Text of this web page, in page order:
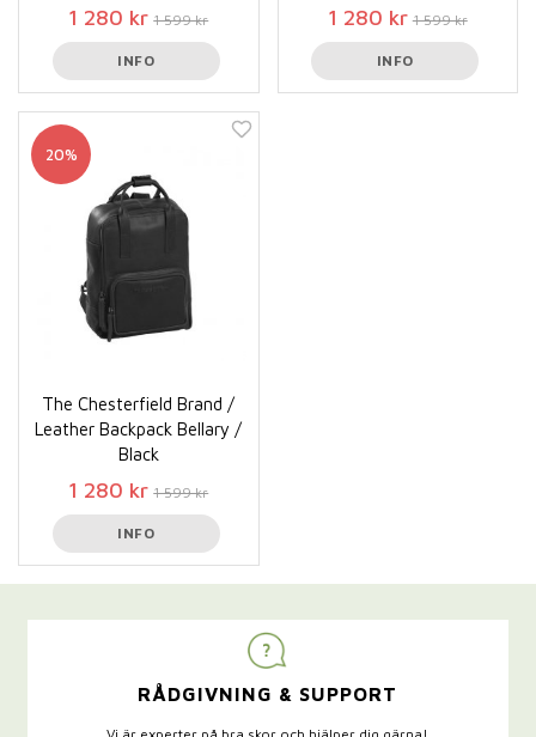
1 280 kr 1 599 kr
INFO
1 280 kr 1 599 kr
INFO
20%
The Chesterfield Brand /
Leather Backpack Bellary /
Black
1 280 kr 1 599 kr
INFO
RÅDGIVNING & SUPPORT